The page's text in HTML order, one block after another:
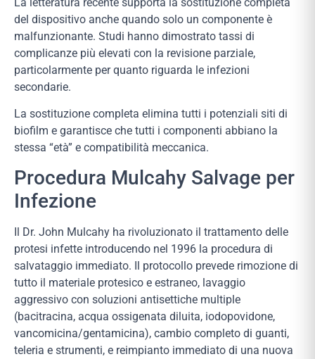
del dispositivo anche quando solo un componente è
malfunzionante. Studi hanno dimostrato tassi di
complicanze più elevati con la revisione parziale,
particolarmente per quanto riguarda le infezioni
secondarie.
La sostituzione completa elimina tutti i potenziali siti di
biofilm e garantisce che tutti i componenti abbiano la
stessa “età” e compatibilità meccanica.
Procedura Mulcahy Salvage per
Infezione
Il Dr. John Mulcahy ha rivoluzionato il trattamento delle
protesi infette introducendo nel 1996 la procedura di
salvataggio immediato. Il protocollo prevede rimozione di
tutto il materiale protesico e estraneo, lavaggio
aggressivo con soluzioni antisettiche multiple
(bacitracina, acqua ossigenata diluita, iodopovidone,
vancomicina/gentamicina), cambio completo di guanti,
teleria e strumenti, e reimpianto immediato di una nuova